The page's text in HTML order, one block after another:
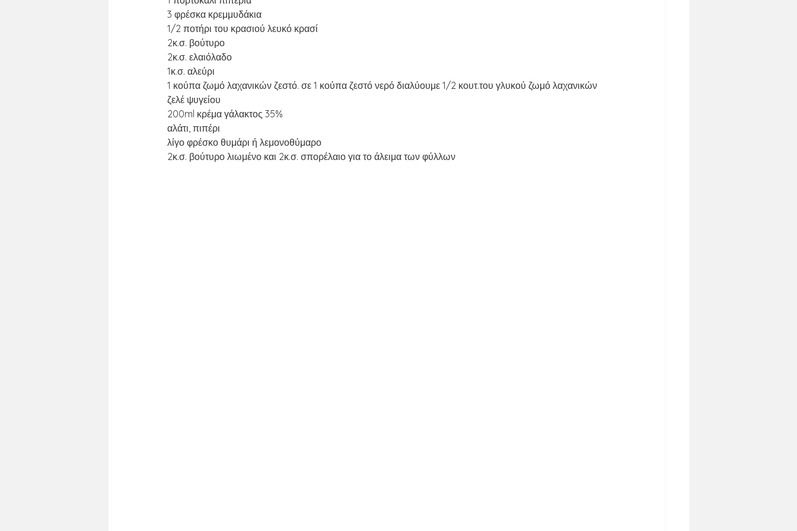
3 φρέσκα κρεμμυδάκια
1/2 ποτήρι του κρασιού λευκό κρασί
2κ.σ. βούτυρο
2κ.σ. ελαιόλαδο
1κ.σ. αλεύρι
1 κούπα ζωμό λαχανικών ζεστό. σε 1 κούπα ζεστό νερό διαλύουμε 1/2 κουτ.του γλυκού ζωμό λαχανικών
ζελέ ψυγείου
200ml κρέμα γάλακτος 35%
αλάτι, πιπέρι
λίγο φρέσκο θυμάρι ή λεμονοθύμαρο
2κ.σ. βούτυρο λιωμένο και 2κ.σ. σπορέλαιο για το άλειμα των φύλλων